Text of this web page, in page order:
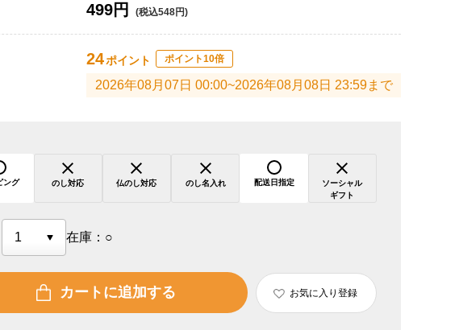
499円 (税込548円)
24ポイント ポイント10倍
2026年08月07日 00:00~2026年08月08日 23:59まで
ング のし対応 仏のし対応 のし名入れ 配送日指定
ソーシャル
ギフト
在庫： ○
カートに追加する お気に入り登録